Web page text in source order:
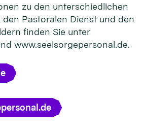
zu den unterschiedlichen
Pastoralen Dienst und den
finden Sie unter
www.seelsorgepersonal.de.